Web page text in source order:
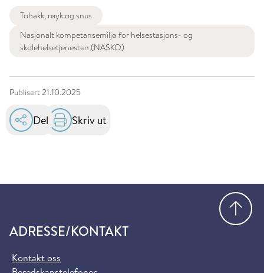
Tobakk, røyk og snus
Nasjonalt kompetansemiljø for helsestasjons- og
skolehelsetjenesten (NASKO)
Publisert21.10.2025
Del Skriv ut
ADRESSE/KONTAKT
Kontakt oss